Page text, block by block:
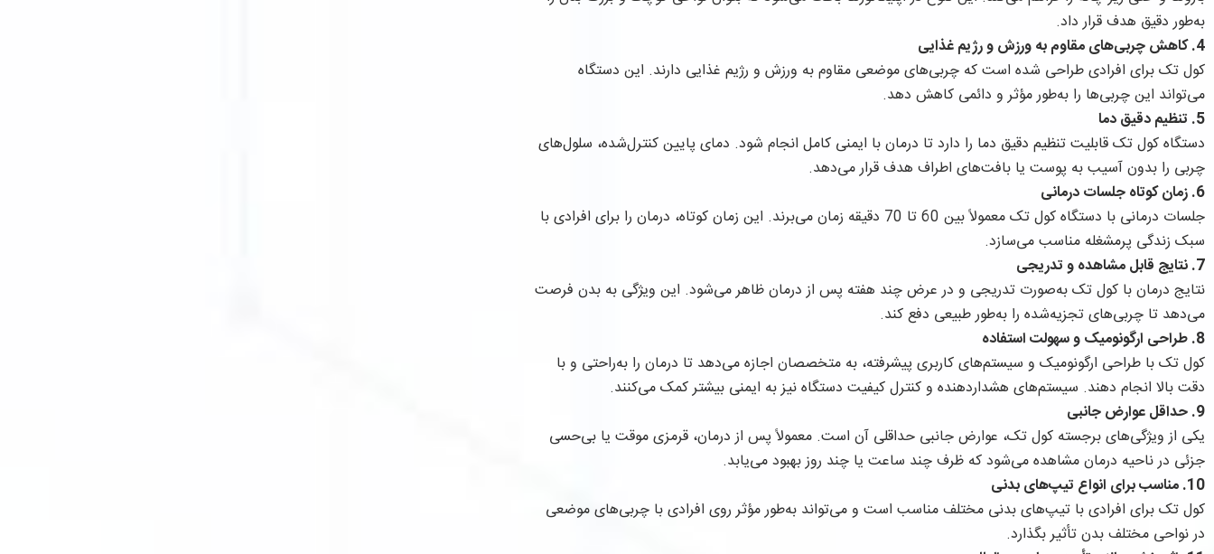
به‌طور دقیق هدف قرار داد.
4. کاهش چربی‌های مقاوم به ورزش و رژیم غذایی
کول تک برای افرادی طراحی شده است که چربی‌های موضعی مقاوم به ورزش و رژیم غذایی دارند. این دستگاه
می‌تواند این چربی‌ها را به‌طور مؤثر و دائمی کاهش دهد.
5. تنظیم دقیق دما
دستگاه کول تک قابلیت تنظیم دقیق دما را دارد تا درمان با ایمنی کامل انجام شود. دمای پایین کنترل‌شده، سلول‌های
چربی را بدون آسیب به پوست یا بافت‌های اطراف هدف قرار می‌دهد.
6. زمان کوتاه جلسات درمانی
جلسات درمانی با دستگاه کول تک معمولاً بین 60 تا 70 دقیقه زمان می‌برند. این زمان کوتاه، درمان را برای افرادی با
سبک زندگی پرمشغله مناسب می‌سازد.
7. نتایج قابل مشاهده و تدریجی
نتایج درمان با کول تک به‌صورت تدریجی و در عرض چند هفته پس از درمان ظاهر می‌شود. این ویژگی به بدن فرصت
می‌دهد تا چربی‌های تجزیه‌شده را به‌طور طبیعی دفع کند.
8. طراحی ارگونومیک و سهولت استفاده
کول تک با طراحی ارگونومیک و سیستم‌های کاربری پیشرفته، به متخصصان اجازه می‌دهد تا درمان را به‌راحتی و با
دقت بالا انجام دهند. سیستم‌های هشداردهنده و کنترل کیفیت دستگاه نیز به ایمنی بیشتر کمک می‌کنند.
9. حداقل عوارض جانبی
یکی از ویژگی‌های برجسته کول تک، عوارض جانبی حداقلی آن است. معمولاً پس از درمان، قرمزی موقت یا بی‌حسی
جزئی در ناحیه درمان مشاهده می‌شود که ظرف چند ساعت یا چند روز بهبود می‌یابد.
10. مناسب برای انواع تیپ‌های بدنی
کول تک برای افرادی با تیپ‌های بدنی مختلف مناسب است و می‌تواند به‌طور مؤثر روی افرادی با چربی‌های موضعی
در نواحی مختلف بدن تأثیر بگذارد.